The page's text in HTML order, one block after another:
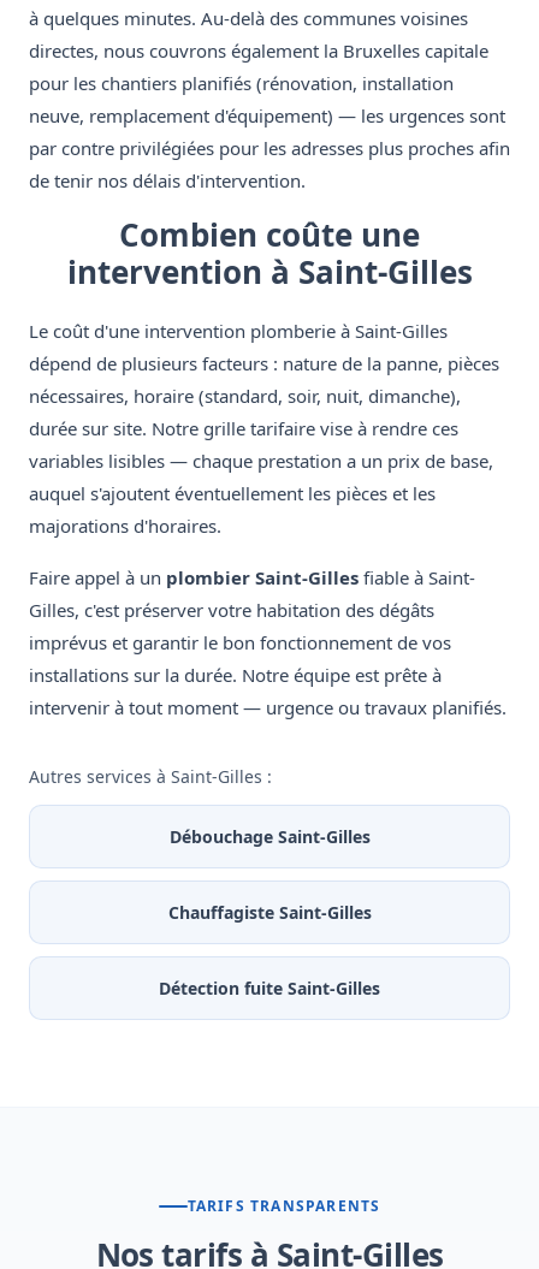
à quelques minutes. Au-delà des communes voisines
directes, nous couvrons également la Bruxelles capitale
pour les chantiers planifiés (rénovation, installation
neuve, remplacement d'équipement) — les urgences sont
par contre privilégiées pour les adresses plus proches afin
de tenir nos délais d'intervention.
Combien coûte une
intervention à Saint-Gilles
Le coût d'une intervention plomberie à Saint-Gilles
dépend de plusieurs facteurs : nature de la panne, pièces
nécessaires, horaire (standard, soir, nuit, dimanche),
durée sur site. Notre grille tarifaire vise à rendre ces
variables lisibles — chaque prestation a un prix de base,
auquel s'ajoutent éventuellement les pièces et les
majorations d'horaires.
Faire appel à un plombier Saint-Gilles fiable à Saint-
Gilles, c'est préserver votre habitation des dégâts
imprévus et garantir le bon fonctionnement de vos
installations sur la durée. Notre équipe est prête à
intervenir à tout moment — urgence ou travaux planifiés.
Autres services à Saint-Gilles :
Débouchage Saint-Gilles
Chauffagiste Saint-Gilles
Détection fuite Saint-Gilles
TARIFS TRANSPARENTS
Nos tarifs à Saint-Gilles